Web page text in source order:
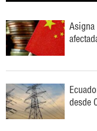
Asigna
desde